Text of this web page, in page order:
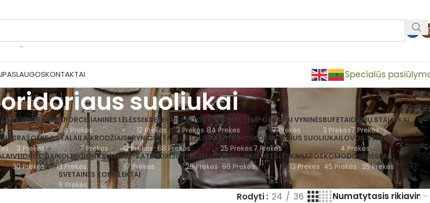
PASLAUGOSKONTAKTAI Specialūs
suoliukai
IR KERAMIKAPORCELIANINĖS LĖLĖS
4 Prekės
SEKRETERAI
12 Prekės
SPINTOS
3 Prekės
TORŠERAI, LEMPOS
84 Prekės
BARAI VYNINĖS
7 Prekės
BUFETAI
3 Prekės
DAMŲ STALIUKAI
7 Prekės
RAŠOMIEJI STALAI
3 Prekės
LAIKRODŽIAI
7 Prekės
SKRYNIOS
12 Prekės
STALAI, STALIUKAI
68 Prekės
VITRINOS
25 Prekės
KORIDORIAUS SUOLIUKAI
7 Prekės
LOVOS STALIUKAI
4 Prekės
VEIDRODŽIAI
30 Prekės
KOLEKCIONIERIAMS
13 Prekės
BE-KATEGORIJOS
17 Prekės
INDAUJOS
28 Prekės
INTERJERO DETALĖS
96 Prekės
KANAPOS
13 Prekės
KOMODOS
45 Prekės
KRĖSLAI
25 Prekės
SVETAINĖS KOMPLEKTAI
6 Prekės
Rodyti 24 36